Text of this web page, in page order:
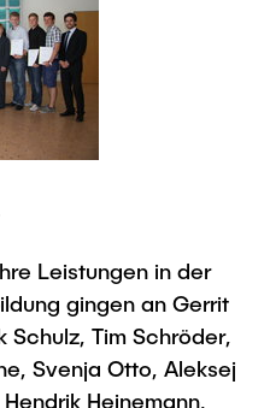
Leistungen in der
gingen an Gerrit
Schulz, Tim Schröder,
Svenja Otto, Aleksej
Heinemann,